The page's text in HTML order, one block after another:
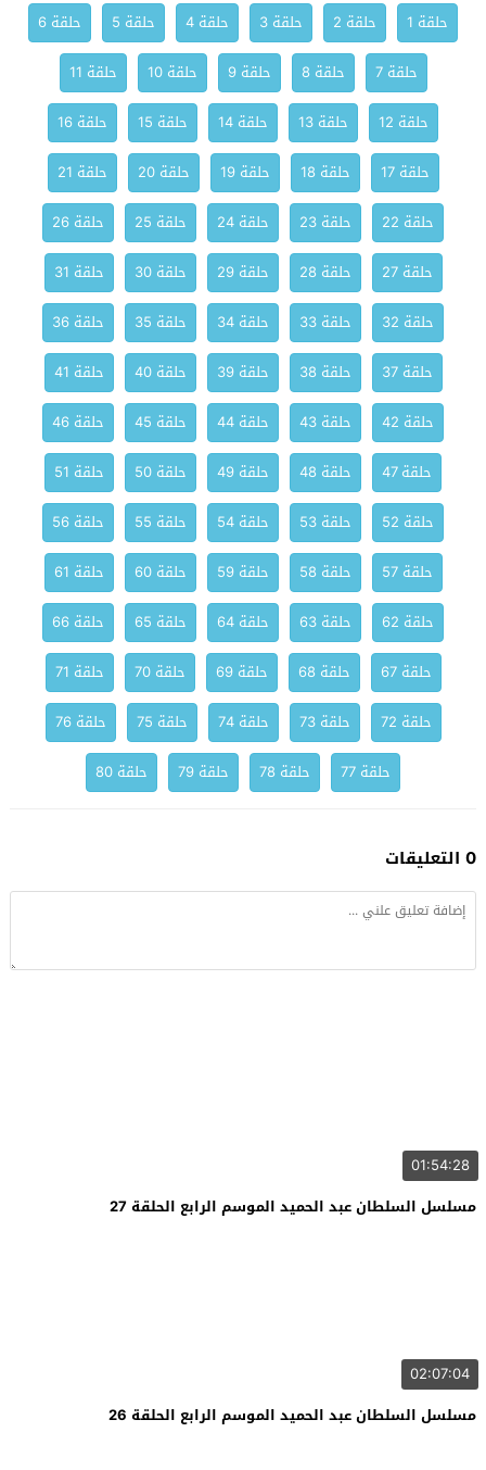
حلقة 1 حلقة 2 حلقة 3 حلقة 4 حلقة 5
حلقة 6
حلقة 7
حلقة 8 حلقة 9 حلقة 10
حلقة 11
حلقة 12
حلقة 13 حلقة 14 حلقة 15
حلقة 16
حلقة 17
حلقة 18 حلقة 19 حلقة 20
حلقة 21
حلقة 22
حلقة 23 حلقة 24 حلقة 25
حلقة 26
حلقة 27
حلقة 28 حلقة 29 حلقة 30
حلقة 31
حلقة 32
حلقة 33 حلقة 34 حلقة 35
حلقة 36
حلقة 37
حلقة 38 حلقة 39 حلقة 40
حلقة 41
حلقة 42
حلقة 43 حلقة 44 حلقة 45
حلقة 46
حلقة 47
حلقة 48 حلقة 49 حلقة 50
حلقة 51
حلقة 52
حلقة 53 حلقة 54 حلقة 55
حلقة 56
حلقة 57
حلقة 58 حلقة 59 حلقة 60
حلقة 61
حلقة 62
حلقة 63 حلقة 64 حلقة 65
حلقة 66
حلقة 67
حلقة 68 حلقة 69 حلقة 70
حلقة 71
حلقة 72
حلقة 73 حلقة 74 حلقة 75
حلقة 76
حلقة 77
حلقة 78 حلقة 79 حلقة 80
0 التعليقات
01:54:28
مسلسل السلطان عبد الحميد الموسم الرابع الحلقة 27
02:07:04
مسلسل السلطان عبد الحميد الموسم الرابع الحلقة 26